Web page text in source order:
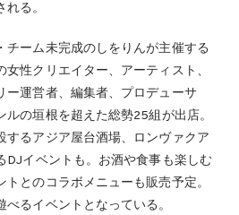
る。
チーム未完成のしをりんが主催する
性クリエイター、アーティスト、
ー運営者、編集者、プロデューサ
の垣根を超えた総勢25組が出店。
するアジア屋台酒場、ロンヴァクア
DJイベントも。お酒や食事も楽しむ
とのコラボメニューも販売予定。
るイベントとなっている。